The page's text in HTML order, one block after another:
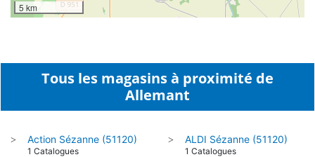
5 km
Tous les magasins à proximité de
Allemant
> Action Sézanne (51120)
1 Catalogues
> ALDI Sézanne (51120)
1 Catalogues